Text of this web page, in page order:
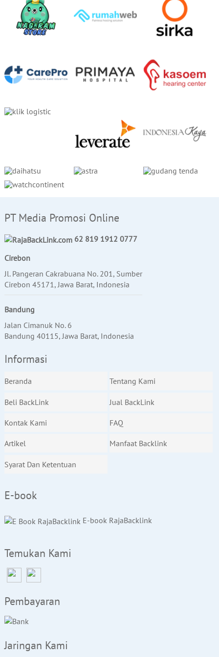
PT Media Promosi Online
62 819 1912 0777
Cirebon
Jl. Pangeran Cakrabuana No. 201, Sumber
Cirebon 45171, Jawa Barat, Indonesia
Bandung
Jalan Cimanuk No. 6
Bandung 40115, Jawa Barat, Indonesia
Informasi
Beranda Tentang Kami
Beli BackLink Jual BackLink
Kontak Kami FAQ
Artikel Manfaat Backlink
Syarat Dan Ketentuan
E-book
E-book RajaBacklink
Temukan Kami
Pembayaran
Jaringan Kami